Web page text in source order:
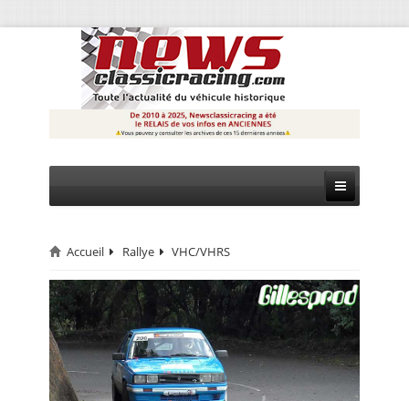
CIRCUIT
RALLYE
MONTAGNE
EVÈNEMENTS
Accueil Rallye VHC/VHRS